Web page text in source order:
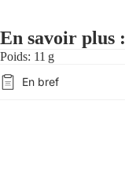
En savoir plus :
Poids: 11 g
En bref